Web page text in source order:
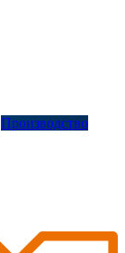
Производство